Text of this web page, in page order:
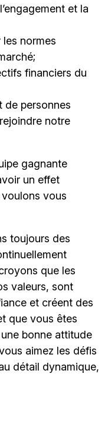
et la
normes
financiers du
personnes
notre
gagnante
un effet
voulons vous
toujours des
que les
valeurs, sont
et créent des
que vous êtes
bonne attitude
aimez les défis
détail dynamique,